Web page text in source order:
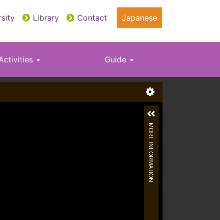
Library Contact Japanese
Guide